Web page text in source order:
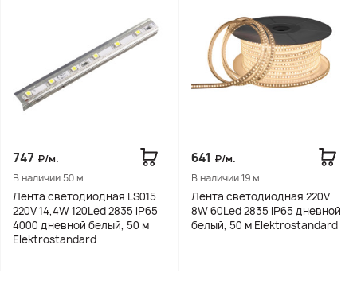
747 ₽/м.
В наличии 50 м.
Лента светодиодная LS015
220V 14,4W 120Led 2835 IP65
4000 дневной белый, 50 м
Elektrostandard
641 ₽/м.
В наличии 19 м.
Лента светодиодная 220V
8W 60Led 2835 IP65 дневной
белый, 50 м Elektrostandard